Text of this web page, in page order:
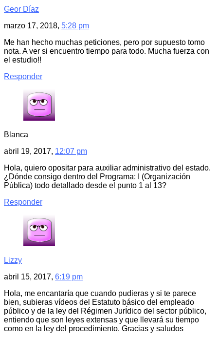
Geor Díaz
marzo 17, 2018, 5:28 pm
Me han hecho muchas peticiones, pero por supuesto tomo
nota. A ver si encuentro tiempo para todo. Mucha fuerza con
el estudio!!
Responder
Blanca
abril 19, 2017, 12:07 pm
Hola, quiero opositar para auxiliar administrativo del estado.
¿Dónde consigo dentro del Programa: I (Organización
Pública) todo detallado desde el punto 1 al 13?
Responder
Lizzy
abril 15, 2017, 6:19 pm
Hola, me encantaría que cuando pudieras y si te parece
bien, subieras vídeos del Estatuto básico del empleado
público y de la ley del Régimen JurÍdico del sector público,
entiendo que son leyes extensas y que llevará su tiempo
como en la ley del procedimiento. Gracias y saludos